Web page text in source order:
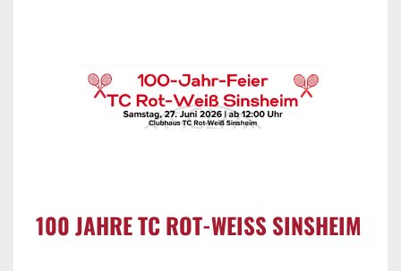
100 JAHRE TC ROT-WEISS SINSHEIM